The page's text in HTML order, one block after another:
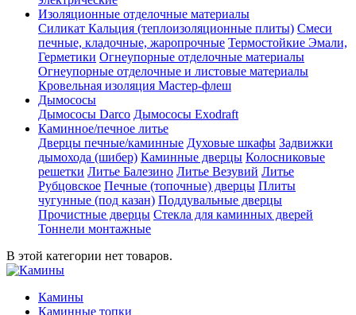
Изоляционные отделочные материалы
Силикат Кальция (теплоизоляционные плиты) Смеси
печные, кладочные, жаропрочные Термостойкие Эмали,
Герметики Огнеупорные отделочные материалы
Огнеупорные отделочные и листовые материалы
Кровельная изоляция Мастер-флеш
Дымососы
Дымососы Darco Дымососы Exodraft
Каминное/печное литье
Дверцы печные/каминные Духовые шкафы Задвижки
дымохода (шибер) Каминные дверцы Колосниковые
решетки Литье Балезино Литье Везувий Литье
Рубцовское Печные (топочные) дверцы Плиты
чугунные (под казан) Поддувальные дверцы
Прочистные дверцы Стекла для каминных дверей
Тоннели монтажные
В этой категории нет товаров.
Камины
Каминные топки